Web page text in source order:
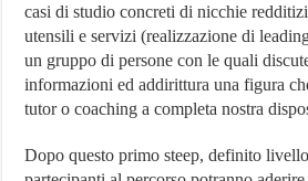
casi di studio concreti di nicchie
utensili e servizi (realizzazione di
un gruppo di persone con le quali
informazioni ed addirittura una figura
tutor o coaching a completa nostra
Dopo questo primo steep, definito